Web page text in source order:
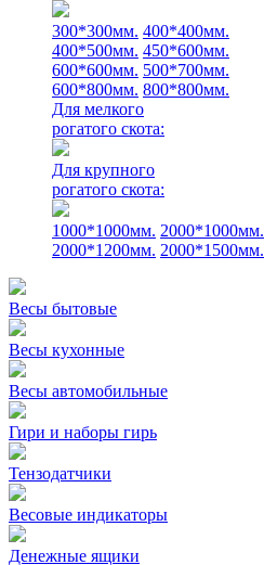
300*300мм. 400*400мм.
400*500мм. 450*600мм.
600*600мм. 500*700мм.
600*800мм. 800*800мм.
Для мелкого
рогатого скота:
Для крупного
рогатого скота:
1000*1000мм. 2000*1000мм.
2000*1200мм. 2000*1500мм.
Весы бытовые
Весы кухонные
Весы автомобильные
Гири и наборы гирь
Тензодатчики
Весовые индикаторы
Денежные ящики